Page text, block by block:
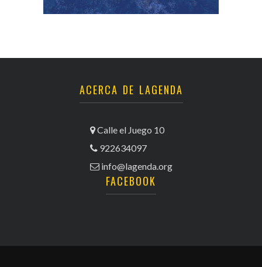
ACERCA DE LAGENDA
Calle el Juego 10
922634097
info@lagenda.org
FACEBOOK